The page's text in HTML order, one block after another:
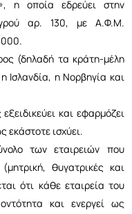
η οποία εδρεύει στην
αρ. 130, με Α.Φ.Μ.
(δηλαδή τα κράτη-μέλη
η Νορβηγία και
και εφαρμόζει
εκάστοτε ισχύει.
των εταιρειών που
θυγατρικές και
ότι κάθε εταιρεία του
και ενεργεί ως